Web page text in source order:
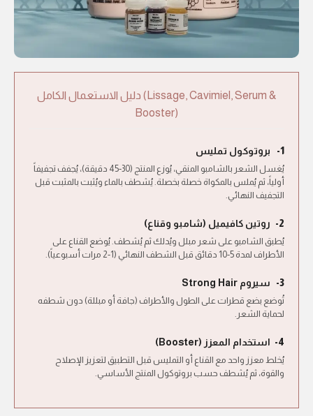
دليل الاستعمال الكامل (Lissage, Cavimiel, Serum &
Booster)
1- بروتوكول تمليس
يُغسل الشعر بالشامبو المنقي، يُوزع المنتج (30-45 دقيقة)، يُجفف تجفيفاً
أولياً، ثم يُملس بالمكواة خصلة بخصلة. يُشطف بالماء ويُثبت بالمثبت قبل
التجفيف النهائي.
2- روتين كافيميل (شامبو وقناع)
يُطبق الشامبو على شعر مبلل ويُدلك ثم يُشطف. يُوضع القناع على
الأطراف لمدة 5-10 دقائق قبل الشطف النهائي (1-2 مرات أسبوعياً).
3- سيروم Strong Hair
تُوضع بضع قطرات على الطول والأطراف (جافة أو مبللة) دون شطفه
لحماية الشعر.
4- استخدام المعزز (Booster)
يُخلط معزز واحد مع القناع أو التمليس قبل التطبيق لتعزيز الإصلاح
والقوة، ثم يُشطف حسب بروتوكول المنتج الأساسي.